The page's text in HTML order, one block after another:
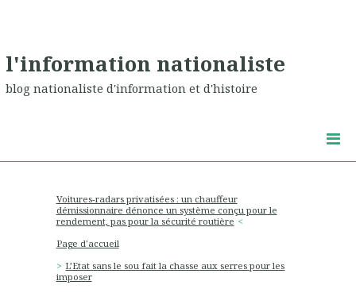
l'information nationaliste
blog nationaliste d'information et d'histoire
Voitures-radars privatisées : un chauffeur
démissionnaire dénonce un système conçu pour le
rendement, pas pour la sécurité routière
Page d'accueil
L’Etat sans le sou fait la chasse aux serres pour les
imposer